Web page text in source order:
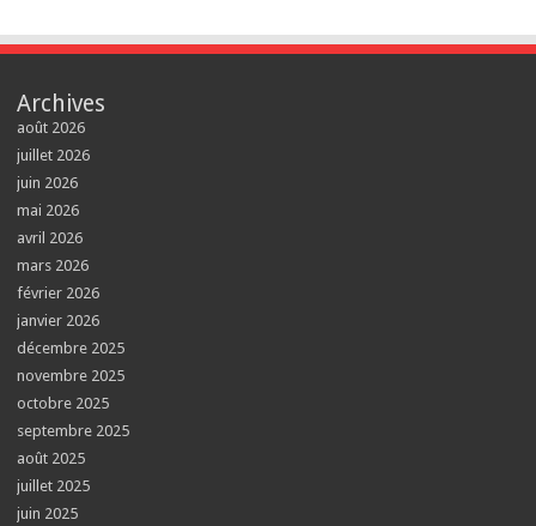
Archives
août 2026
juillet 2026
juin 2026
mai 2026
avril 2026
mars 2026
février 2026
janvier 2026
décembre 2025
novembre 2025
octobre 2025
septembre 2025
août 2025
juillet 2025
juin 2025